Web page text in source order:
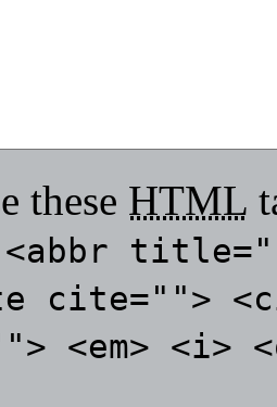
these HTML
cite="">
<em> <i>